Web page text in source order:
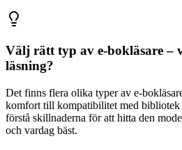
Välj rätt typ av e-bokläsare –
läsning?
Det finns flera olika typer av e-
komfort till kompatibilitet med
förstå skillnaderna för att hitta den
och vardag bäst.